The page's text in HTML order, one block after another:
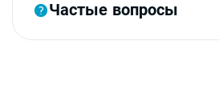
Частые вопросы